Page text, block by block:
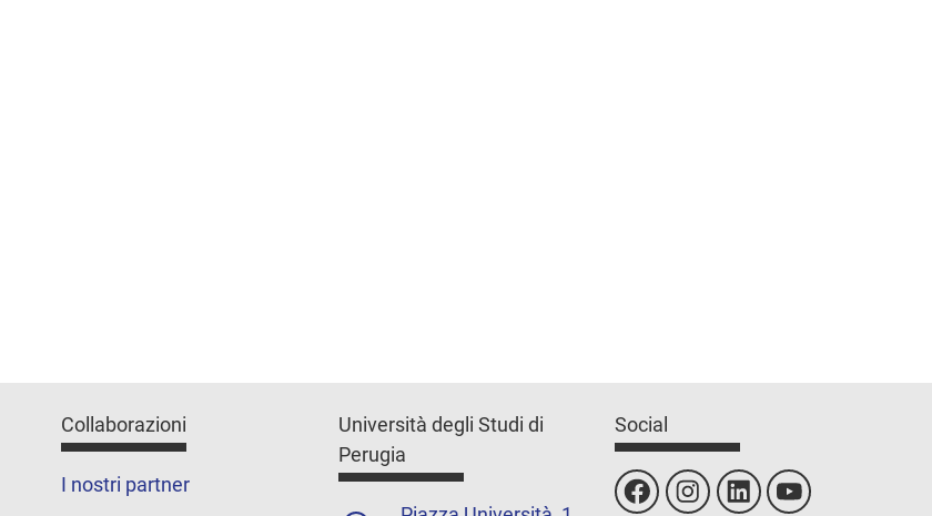
Collaborazioni
I nostri partner
Università degli Studi di
Perugia
Social